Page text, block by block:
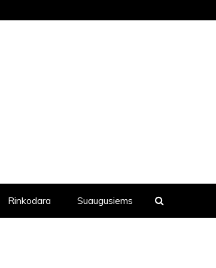
Rinkodara Suaugusiems